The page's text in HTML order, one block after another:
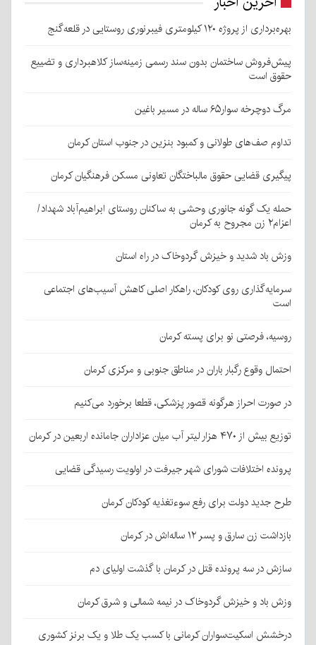
بهره‌برداری از پروژه ۱۲۰ کیلومتری فیبرنوری روستایی در قلعه‌گنج
پیش‌فروش ساختمان بدون سند رسمی زمینه‌ساز کلاهبرداری و تضییع
حقوق است
مرگ دوچرخه سوار۶۵ ساله در مسیر باغین
تداوم صف‌های طولانی و کمبود بنزین در جنوب استان کرمان
پیگیری قضایی حقوق مالباختگان تعاونی مسکن فرهنگیان کرمان
حمله یک گونه جانوری وحشی به ساکنان روستای ابراهیم‌آباد شهداد/
اعزام۲ زن مجروح به کرمان
وزش باد شدید و خیزش گردوخاک در راه استان
سرمایه‌گذاری روی کودکان، راهکار اصلی کاهش آسیب‌های اجتماعی
است
روسیه، فرصتی نو برای پسته کرمان
احتمال وقوع رگبار باران در مناطق جنوبی و مرکزی کرمان
در صورت احراز هرگونه قصور پزشکی، قطعا برخورد می‌کنیم
توزیع بیش از ۴۷۰ هزار لیتر آب میان عزاداران جامانده اربعین در کرمان
پرونده اختلافات شورای شهر جیرفت در اولویت رسیدگی قضایی
طرح جدید دولت برای رفع سوءتغذیه کودکان کرمان
بازداشت زن سارق و پسر ۱۲ ساله‌اش در کرمان
سازش در سه پرونده قتل در کرمان با گذشت اولیای دم
وزش باد و خیزش گردوخاک در نیمه شمالی و شرق کرمان
درخشش اسکیت‌سواران کرمانی با کسب یک طلا و یک برنز کشوری